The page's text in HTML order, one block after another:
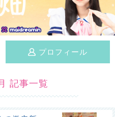
プロフィール
記事一覧